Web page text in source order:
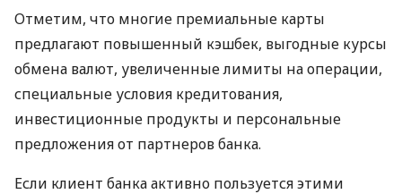
Отметим, что многие премиальные карты
предлагают повышенный кэшбек, выгодные курсы
обмена валют, увеличенные лимиты на операции,
специальные условия кредитования,
инвестиционные продукты и персональные
предложения от партнеров банка.
Если клиент банка активно пользуется этими